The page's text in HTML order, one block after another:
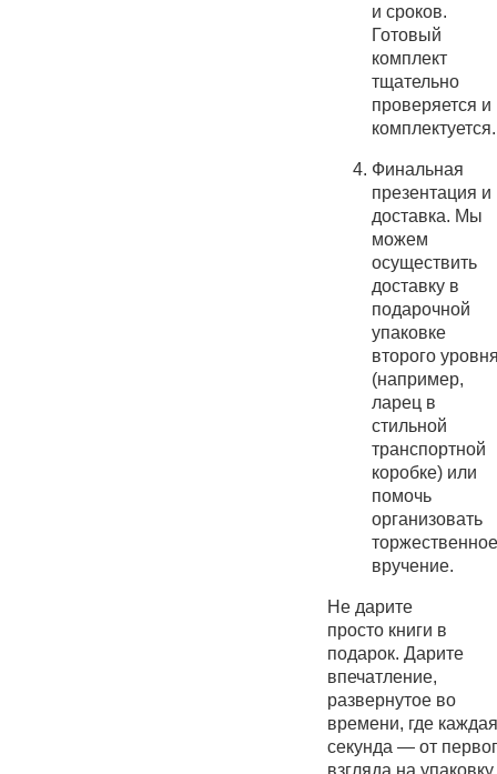
и сроков.
Готовый
комплект
тщательно
проверяется и
комплектуется.
Финальная
презентация и
доставка. Мы
можем
осуществить
доставку в
подарочной
упаковке
второго
(например,
ларец в
стильной
транспортной
коробке) или
помочь
организовать
торжественное
вручение.
Не дарите
просто книги в
подарок. Дарите
впечатление,
развернутое во
времени, где каждая
секунда — от
взгляда на упаковку